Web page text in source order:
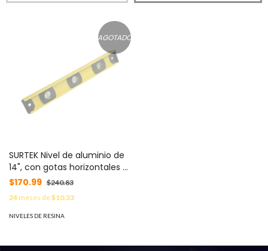
AGOTADO
SURTEK Nivel de aluminio de
14", con gotas horizontales y
verticales. MOD: SYS-122102
$170.99 $240.83
24meses de$10.33
NIVELES DE RESINA